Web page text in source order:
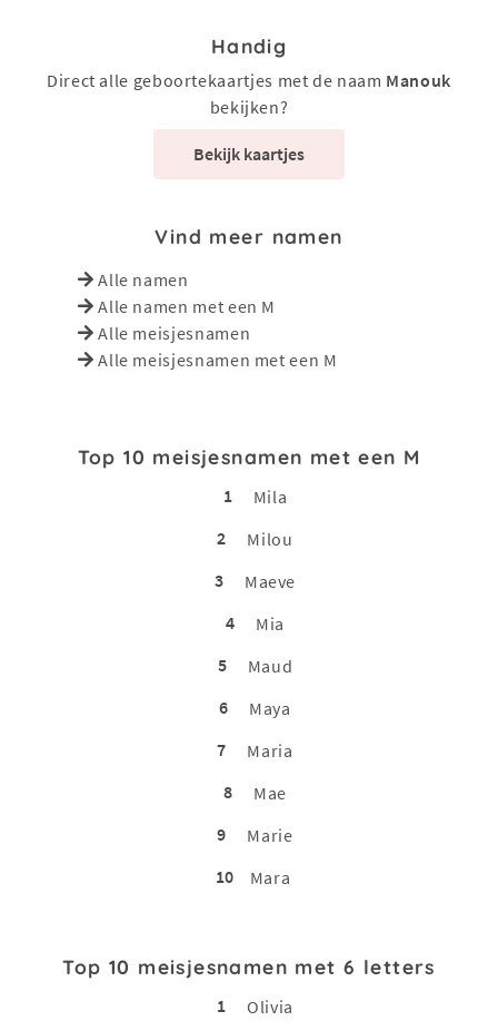
Handig
Direct alle geboortekaartjes met de naam Manouk
bekijken?
Bekijk kaartjes
Vind meer namen
Alle namen
Alle namen met een M
Alle meisjesnamen
Alle meisjesnamen met een M
Top 10 meisjesnamen met een M
1
Mila
2
Milou
3
Maeve
4
Mia
5
Maud
6
Maya
7
Maria
8
Mae
9
Marie
10
Mara
Top 10 meisjesnamen met 6 letters
1 Olivia